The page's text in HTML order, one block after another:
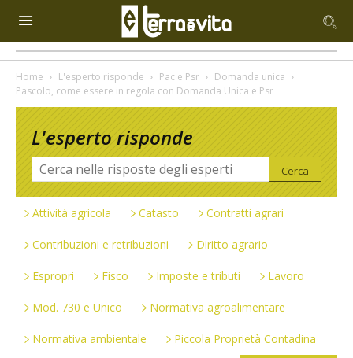
Home L'esperto risponde Pac e Psr
Domanda unica
Pascolo, come essere in regola con Domanda Unica e Psr
L'esperto risponde
Attività agricola Catasto Contratti agrari
Contribuzioni e retribuzioni Diritto agrario
Espropri Fisco Imposte e tributi Lavoro
Mod. 730 e Unico Normativa agroalimentare
Normativa ambientale Piccola Proprietà Contadina